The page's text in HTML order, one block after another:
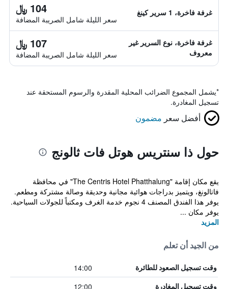
غرفة فاخرة، 1 سرير كينغ 104 ﷼
سعر الليلة شامل الصريبة المضافة
غرفة فاخرة، نوع السرير غير
معروف
107 ﷼
سعر الليلة شامل الصريبة المضافة
*يشمل المجموع الضرائب المحلية المقدرة والرسوم المستحقة عند
تسجيل المغادرة.
أفضل سعر مضمون
حول ذا سنتريس هوتل فات ثالونج
يقع مكان إقامة "The Centris Hotel Phatthalung" في محافظة
فاتالونغ، ويتميز بدراجات هوائية مجانية وحديقة وصالة مشتركة ومطعم.
يوفر هذا الفندق المصنف 4 نجوم خدمة الغرف ومكتباً للجولات السياحية.
يوفر مكان ...
المزيد
من الجيد أن تعلم
وقت تسجيل الصعود للطائرة 14:00
وقت تسجيل المغادرة 12:00